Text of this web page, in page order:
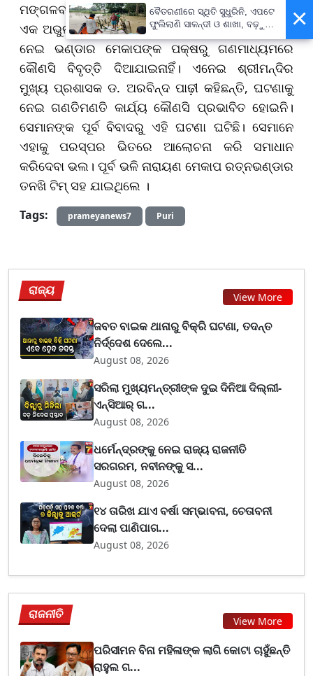
ମଙ୍ଗଳବାର ଘଟିଥିବା ଏହି ଘଟଣା ଶ୍ରୀମନ୍ଦିର ଇତିହାସରେ
ଏକ ଅଭୁଲା ଅତୀତ ଭାବେ ଲିପିବଦ୍ଧ ହୋଇଛି। ଏହି ଘଟଣା
ନେଇ ଭଣ୍ଡାର ମେକାପଙ୍କ ପକ୍ଷରୁ ଗଣମାଧ୍ୟମରେ
କୌଣସି ବିବୃତ୍ତି ଦିଆଯାଇନାହିଁ। ଏନେଇ ଶ୍ରୀମନ୍ଦିର
ମୁଖ୍ୟ ପ୍ରଶାସକ ଡ. ଅରବିନ୍ଦ ପାଢ଼ୀ କହିଛନ୍ତି, ଘଟଣାକୁ
ନେଇ ଗଣତିମଣତି କାର୍ଯ୍ୟ କୌଣସି ପ୍ରଭାବିତ ହୋଇନି।
ସେମାନଙ୍କ ପୂର୍ବ ବିବାଦରୁ ଏହି ଘଟଣା ଘଟିଛି। ସେମାନେ
ଏହାକୁ ପରସ୍ପର ଭିତରେ ଆଲୋଚନା କରି ସମାଧାନ
କରିଦେବା ଭଲ। ପୂର୍ବ ଭଳି ନାରାୟଣ ମେକାପ ରତ୍ନଭଣ୍ଡାର
ତନଖି ଟିମ୍ ସହ ଯାଇଥିଲେ ।
Tags: prameyanews7 Puri
ରାଜ୍ୟ View More
ଜବତ ବାଇକ ଥାନାରୁ ବିକ୍ରି ଘଟଣା, ତଦନ୍ତ
ନିର୍ଦ୍ଦେଶ ଦେଲେ...
August 08, 2026
ସରିଲା ମୁଖ୍ୟମନ୍ତ୍ରୀଙ୍କ ଦୁଇ ଦିନିଆ ଦିଲ୍ଲୀ-
ଏନ୍‌ସିଆର୍ ଗ...
August 08, 2026
ଧର୍ମେନ୍ଦ୍ରଙ୍କୁ ନେଇ ରାଜ୍ୟ ରାଜନୀତି
ସରଗରମ, ନବୀନଙ୍କୁ ସ...
August 08, 2026
୧୪ ତାରିଖ ଯାଏ ବର୍ଷା ସମ୍ଭାବନା, ଚେତାବନୀ
ଦେଲା ପାଣିପାଗ...
August 08, 2026
ରାଜନୀତି View More
ପରିସୀମନ ବିନା ମହିଳାଙ୍କ ଲାଗି କୋଟା ଚାହୁଁଛନ୍ତି
ରାହୁଲ ଗ...
×
ବୈତରଣୀରେ ସ୍ଥିତି ସୁଧୁରିନି, ଏପଟେ
ଫୁଲିଲାଣି ସାଳନ୍ଦୀ ଓ ଶାଖା, ବଢ଼ୁଛି
ବନ୍ୟା ଭୟ